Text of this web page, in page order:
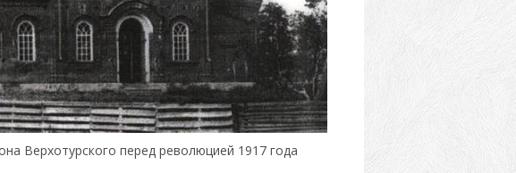
Верхотурского перед революцией 1917 года